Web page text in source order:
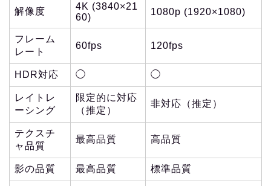
解像度
4K (3840×21
60)
1080p (1920×1080)
フレーム
レート
60fps 120fps
HDR対応 ◯ ◯
レイトレ
ーシング
限定的に対応
（推定）
非対応（推定）
テクスチ
ャ品質
最高品質 高品質
影の品質 最高品質 標準品質